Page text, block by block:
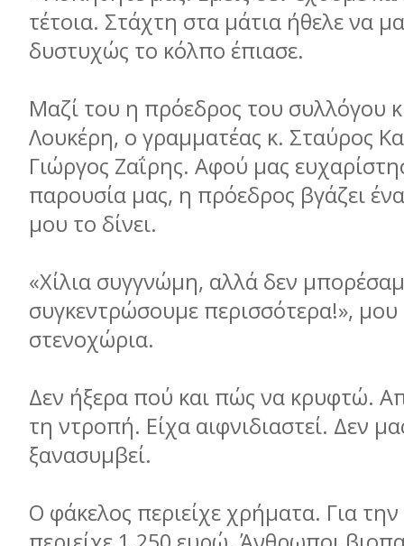
τέτοια. Στάχτη στα μάτια ήθελε να
δυστυχώς το κόλπο έπιασε.
Μαζί του η πρόεδρος του συλλόγου
Λουκέρη, ο γραμματέας κ. Σταύρος
Γιώργος Ζαΐρης. Αφού μας
παρουσία μας, η πρόεδρος βγάζει
μου το δίνει.
«Χίλια συγγνώμη, αλλά δεν
συγκεντρώσουμε περισσότερα!»,
στενοχώρια.
Δεν ήξερα πού και πώς να κρυφτώ.
τη ντροπή. Είχα αιφνιδιαστεί. Δεν
ξανασυμβεί.
Ο φάκελος περιείχε χρήματα. Για την